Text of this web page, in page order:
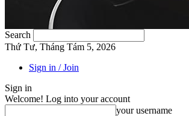
Search
Thứ Tư, Tháng Tám 5, 2026
Sign in / Join
Sign in
Welcome! Log into your account
your username